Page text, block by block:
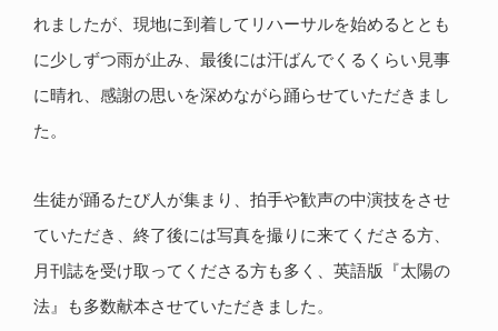
れましたが、現地に到着してリハーサルを始めるととも
に少しずつ雨が止み、最後には汗ばんでくるくらい見事
に晴れ、感謝の思いを深めながら踊らせていただきまし
た。
生徒が踊るたび人が集まり、拍手や歓声の中演技をさせ
ていただき、終了後には写真を撮りに来てくださる方、
月刊誌を受け取ってくださる方も多く、英語版『太陽の
法』も多数献本させていただきました。